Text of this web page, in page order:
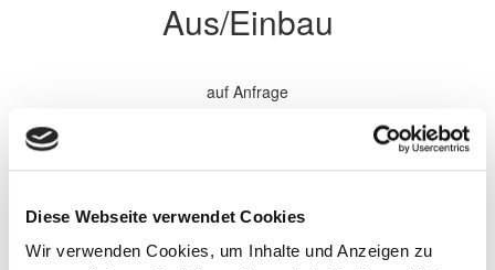
Diese Webseite verwendet Cookies
Wir verwenden Cookies, um Inhalte und Anzeigen zu
Aus/Einbau
auf Anfrage
Komplette Überholung aller Softparts (Verschleißteile) im
Getriebe. Elektronische Komponenten, sowie Antriebsteile werden
bei Bedarf gewechselt und nach Absprache separat berechnet.
Wandler werden nach Bedarf zu den aufgeführten Preisen